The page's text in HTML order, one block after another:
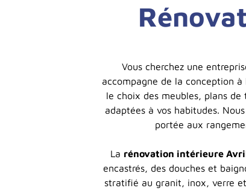
Vous cherchez une
accompagne de la conception à
le choix des meubles, plans
adaptées à vos habitudes.
portée aux
La rénovation intérieure
encastrés, des douches et
stratifié au granit, inox, verre